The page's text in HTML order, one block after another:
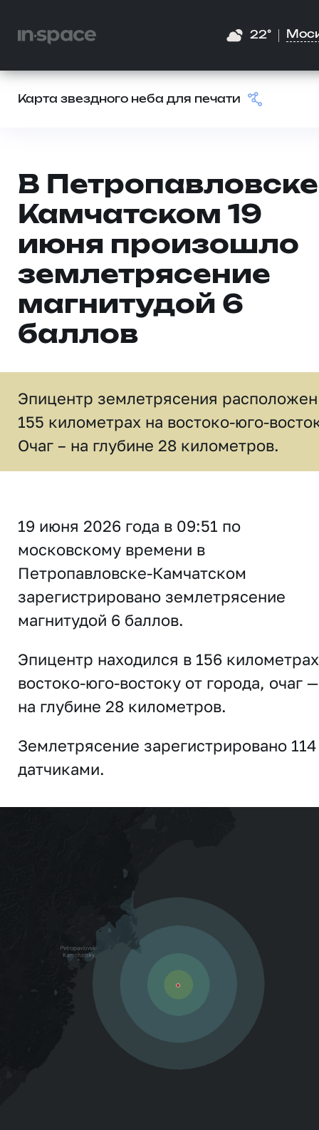
22°
Карта звездного неба для печати
В
Камчатском 19
июня произошло
землетрясение
магнитудой 6
баллов
Эпицентр землетрясения
155 километрах на востоко-юго-
Очаг – на глубине 28 километров.
19 июня 2026 года в 09:51 по
московскому времени в
Петропавловске-Камчатском
зарегистрировано землетрясение
магнитудой 6 баллов.
Эпицентр находился в 156
востоко-юго-востоку от города, очаг —
на глубине 28 километров.
Землетрясение зарегистрировано 114
датчиками.